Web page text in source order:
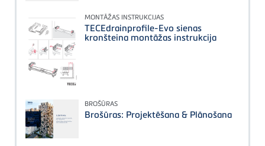
MONTĀŽAS INSTRUKCIJAS
TECEdrainprofile-Evo sienas
kronšteina montāžas instrukcija
BROŠŪRAS
Brošūras: Projektēšana & Plānošana